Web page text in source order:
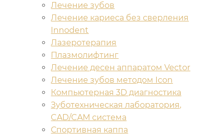
Лечение зубов
Лечение кариеса без сверления
Innodent
Лазеротерапия
Плазмолифтинг
Лечение десен аппаратом Vector
Лечение зубов методом Icon
Компьютерная 3D диагностика
Зуботехническая лаборатория,
CAD/CAM система
Спортивная каппа